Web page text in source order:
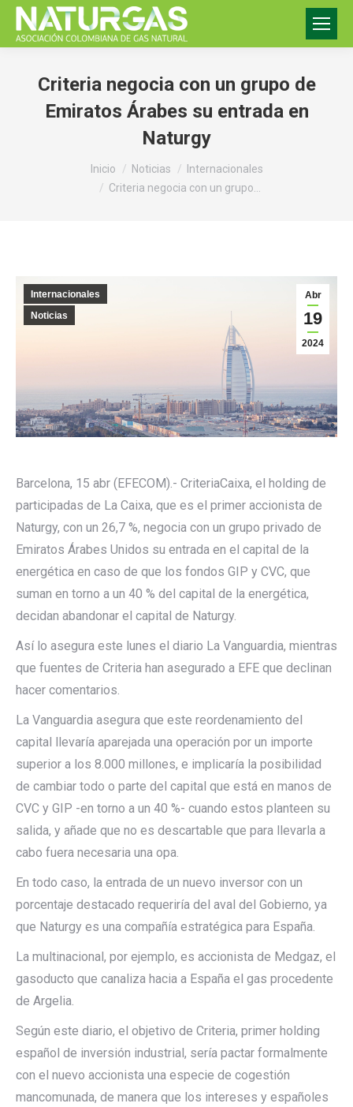
Criteria negocia con un grupo de
Emiratos Árabes su entrada en
Naturgy
Inicio Noticias
Internacionales
Criteria negocia con un grupo…
Abr
19
2024
Internacionales
Noticias
Barcelona, 15 abr (EFECOM).- CriteriaCaixa, el holding de
participadas de La Caixa, que es el primer accionista de
Naturgy, con un 26,7 %, negocia con un grupo privado de
Emiratos Árabes Unidos su entrada en el capital de la
energética en caso de que los fondos GIP y CVC, que
suman en torno a un 40 % del capital de la energética,
decidan abandonar el capital de Naturgy.
Así lo asegura este lunes el diario La Vanguardia, mientras
que fuentes de Criteria han asegurado a EFE que declinan
hacer comentarios.
La Vanguardia asegura que este reordenamiento del
capital llevaría aparejada una operación por un importe
superior a los 8.000 millones, e implicaría la posibilidad
de cambiar todo o parte del capital que está en manos de
CVC y GIP -en torno a un 40 %- cuando estos planteen su
salida, y añade que no es descartable que para llevarla a
cabo fuera necesaria una opa.
En todo caso, la entrada de un nuevo inversor con un
porcentaje destacado requeriría del aval del Gobierno, ya
que Naturgy es una compañía estratégica para España.
La multinacional, por ejemplo, es accionista de Medgaz, el
gasoducto que canaliza hacia a España el gas procedente
de Argelia.
Según este diario, el objetivo de Criteria, primer holding
español de inversión industrial, sería pactar formalmente
con el nuevo accionista una especie de cogestión
mancomunada, de manera que los intereses y españoles